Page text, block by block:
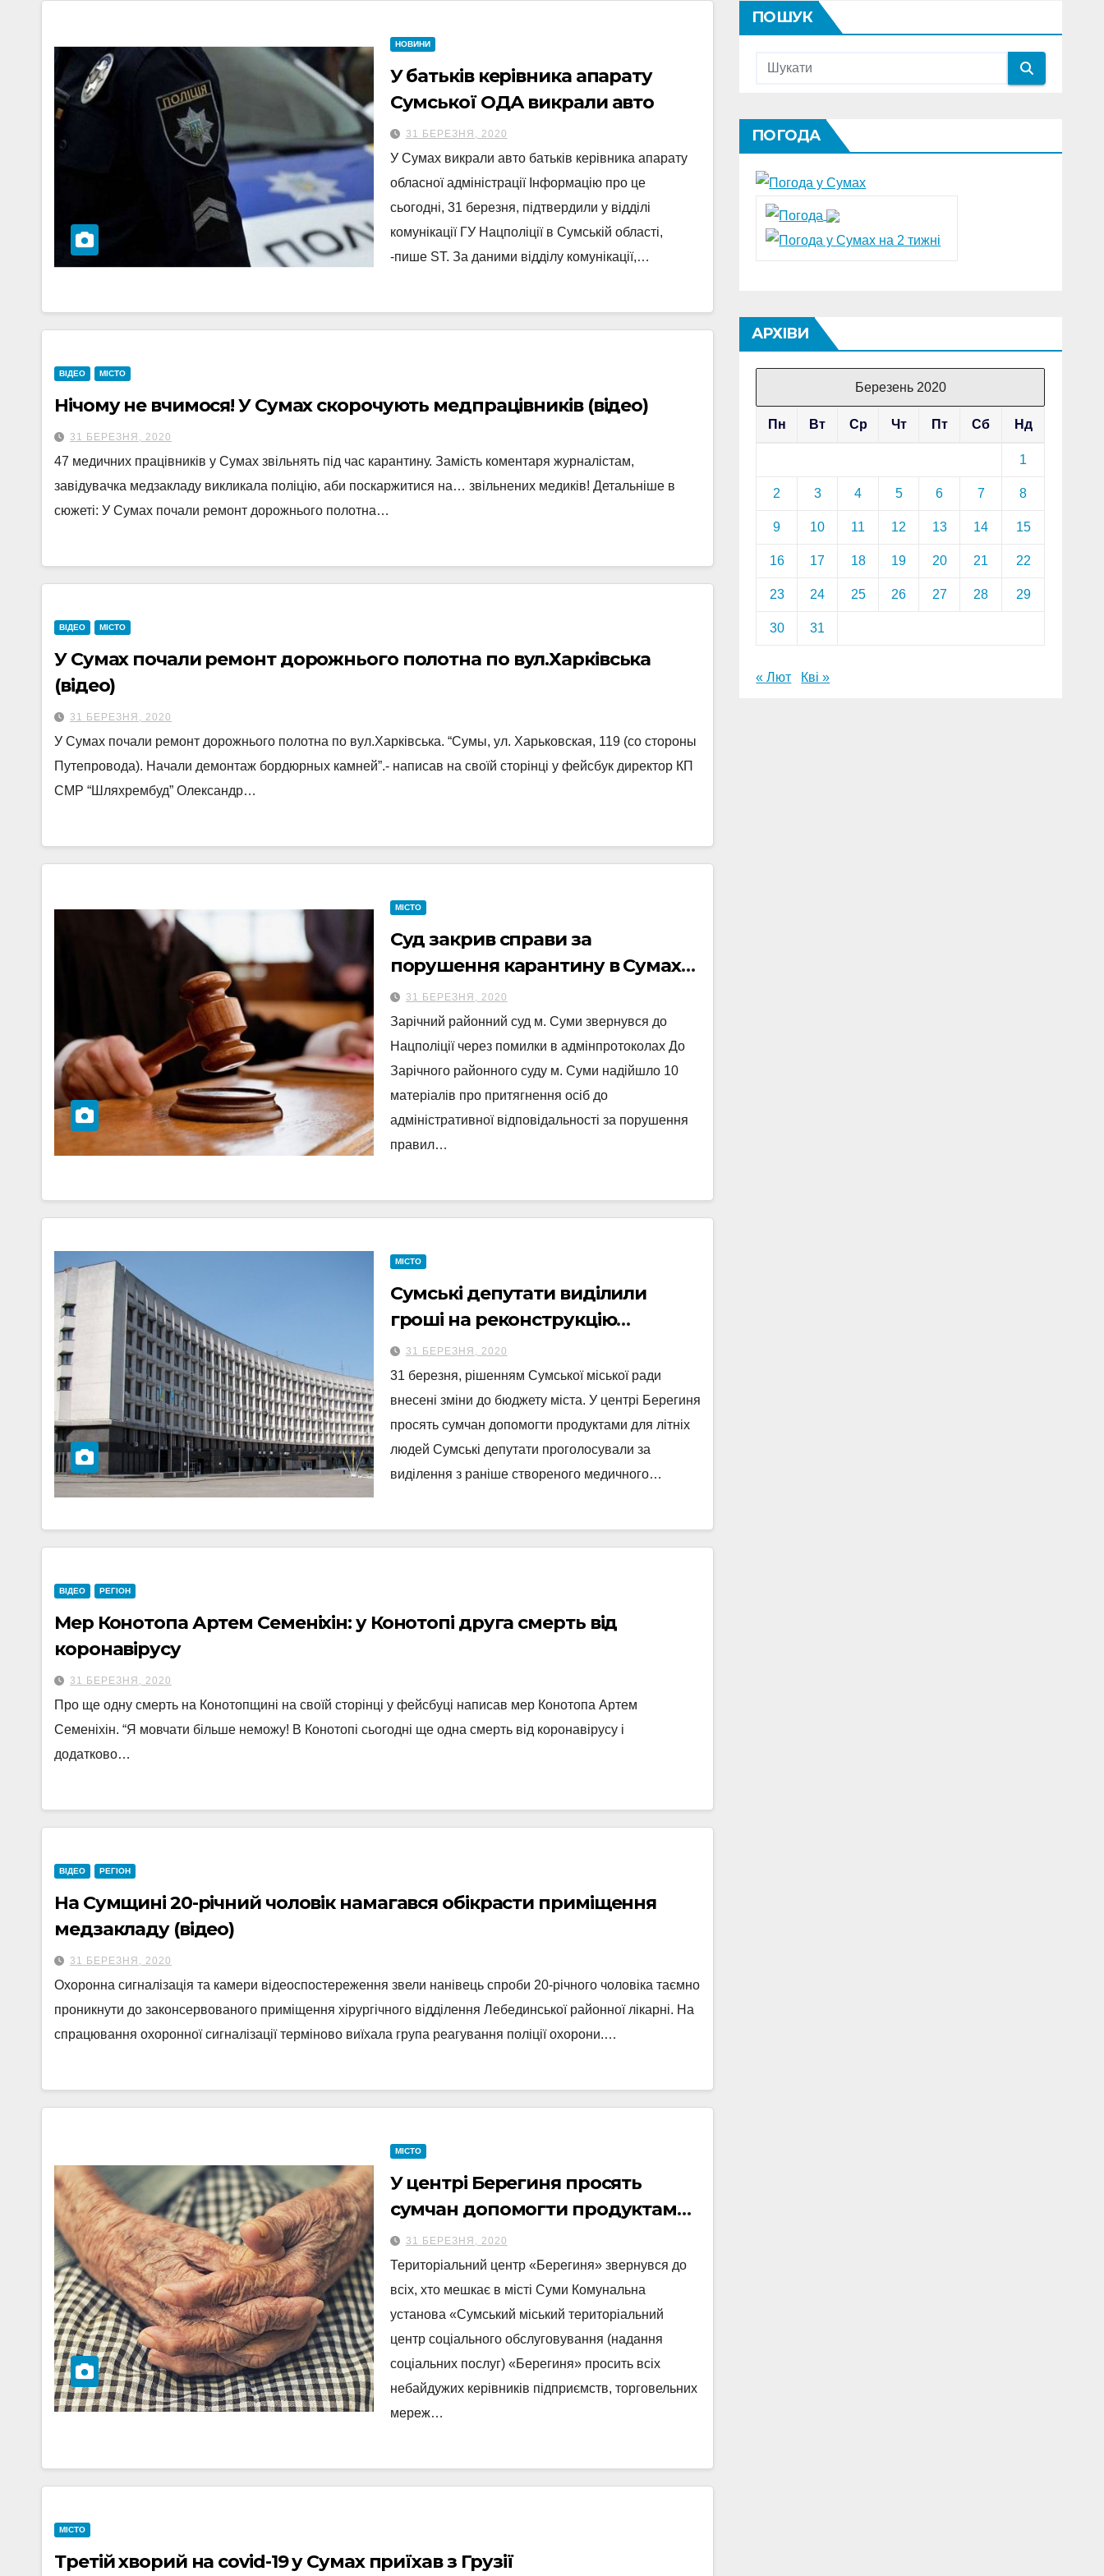
НОВИНИ
У батьків керівника апарату
Сумської ОДА викрали авто
31 БЕРЕЗНЯ, 2020
У Сумах викрали авто батьків керівника апарату
обласної адміністрації Інформацію про це
сьогодні, 31 березня, підтвердили у відділі
комунікації ГУ Нацполіції в Сумській області,
-пише ST. За даними відділу комунікації,…
ВІДЕО МІСТО
Нічому не вчимося! У Сумах скорочують медпрацівників (відео)
31 БЕРЕЗНЯ, 2020
47 медичних працівників у Сумах звільнять під час карантину. Замість коментаря журналістам,
завідувачка медзакладу викликала поліцію, аби поскаржитися на… звільнених медиків! Детальніше в
сюжеті: У Сумах почали ремонт дорожнього полотна…
ВІДЕО МІСТО
У Сумах почали ремонт дорожнього полотна по вул.Харківська
(відео)
31 БЕРЕЗНЯ, 2020
У Сумах почали ремонт дорожнього полотна по вул.Харківська. “Сумы, ул. Харьковская, 119 (со стороны
Путепровода). Начали демонтаж бордюрных камней”.- написав на своїй сторінці у фейсбук директор КП
СМР “Шляхрембуд” Олександр…
МІСТО
Суд закрив справи за
порушення карантину в Сумах
через помилки в
адмінпротоколах
31 БЕРЕЗНЯ, 2020
Зарічний районний суд м. Суми звернувся до
Нацполіції через помилки в адмінпротоколах До
Зарічного районного суду м. Суми надійшло 10
матеріалів про притягнення осіб до
адміністративної відповідальності за порушення
правил…
МІСТО
Сумські депутати виділили
гроші на реконструкцію
неврологічного відділення 4-ї
лікарні
31 БЕРЕЗНЯ, 2020
31 березня, рішенням Сумської міської ради
внесені зміни до бюджету міста. У центрі Берегиня
просять сумчан допомогти продуктами для літніх
людей Сумські депутати проголосували за
виділення з раніше створеного медичного…
ВІДЕО РЕГІОН
Мер Конотопа Артем Семеніхін: у Конотопі друга смерть від
коронавірусу
31 БЕРЕЗНЯ, 2020
Про ще одну смерть на Конотопщині на своїй сторінці у фейсбуці написав мер Конотопа Артем
Семеніхін. “Я мовчати більше неможу! В Конотопі сьогодні ще одна смерть від коронавірусу і
додатково…
ВІДЕО РЕГІОН
На Сумщині 20-річний чоловік намагався обікрасти приміщення
медзакладу (відео)
31 БЕРЕЗНЯ, 2020
Охоронна сигналізація та камери відеоспостереження звели нанівець спроби 20-річного чоловіка таємно
проникнути до законсервованого приміщення хірургічного відділення Лебединської районної лікарні. На
спрацювання охоронної сигналізації терміново виїхала група реагування поліції охорони.…
МІСТО
У центрі Берегиня просять
сумчан допомогти продуктами
для літніх людей
31 БЕРЕЗНЯ, 2020
Територіальний центр «Берегиня» звернувся до
всіх, хто мешкає в місті Суми Комунальна
установа «Сумський міський територіальний
центр соціального обслуговування (надання
соціальних послуг) «Берегиня» просить всіх
небайдужих керівників підприємств, торговельних
мереж…
МІСТО
Третій хворий на covid-19 у Сумах приїхав з Грузії
ПОШУК
ПОГОДА
АРХІВИ
Березень 2020
Пн Вт Ср Чт Пт Сб Нд
1
2 3 4 5 6 7 8
9 10 11 12 13 14 15
16 17 18 19 20 21 22
23 24 25 26 27 28 29
30 31
« Лют Кві »